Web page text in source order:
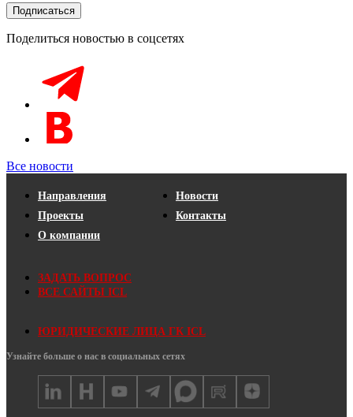
Поделиться новостью в соцсетях
Все новости
Направления
Проекты
О компании
Новости
Контакты
ЗАДАТЬ ВОПРОС
ВСЕ САЙТЫ ICL
ЮРИДИЧЕСКИЕ ЛИЦА ГК ICL
Узнайте больше о нас в социальных сетях